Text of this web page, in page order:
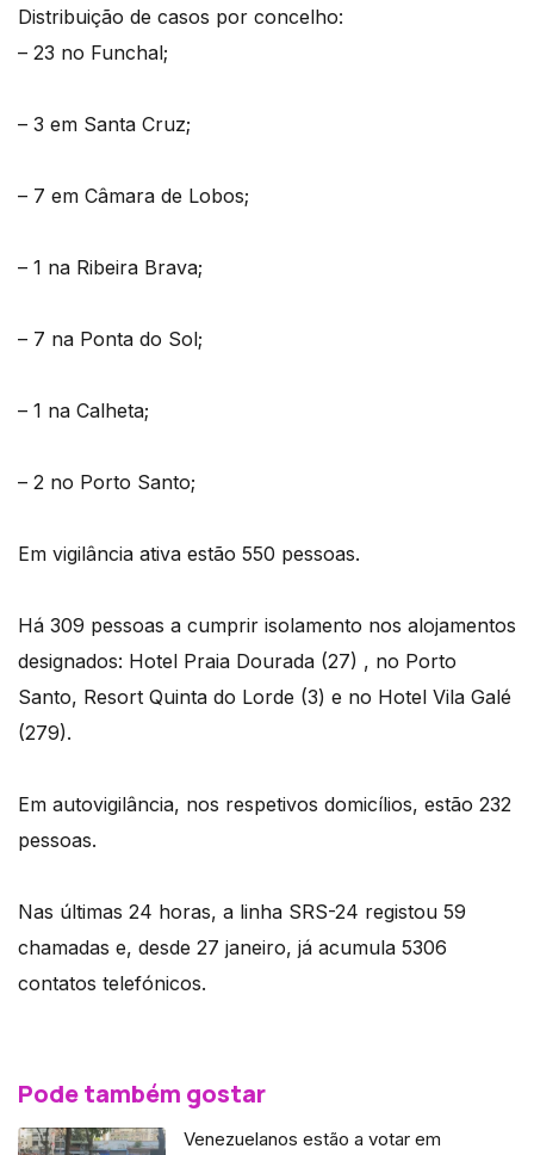
Distribuição de casos por concelho:
– 23 no Funchal;
– 3 em Santa Cruz;
– 7 em Câmara de Lobos;
– 1 na Ribeira Brava;
– 7 na Ponta do Sol;
– 1 na Calheta;
– 2 no Porto Santo;
Em vigilância ativa estão 550 pessoas.
Há 309 pessoas a cumprir isolamento nos alojamentos
designados: Hotel Praia Dourada (27) , no Porto
Santo, Resort Quinta do Lorde (3) e no Hotel Vila Galé
(279).
Em autovigilância, nos respetivos domicílios, estão 232
pessoas.
Nas últimas 24 horas, a linha SRS-24 registou 59
chamadas e, desde 27 janeiro, já acumula 5306
contatos telefónicos.
Pode também gostar
Venezuelanos estão a votar em